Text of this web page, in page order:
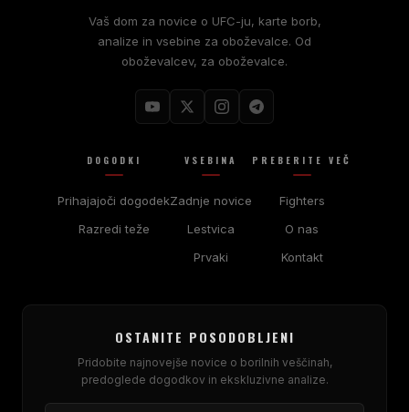
Vaš dom za novice o UFC-ju, karte borb,
analize in vsebine za oboževalce. Od
oboževalcev, za oboževalce.
DOGODKI
Prihajajoči dogodek
Razredi teže
VSEBINA
Zadnje novice
Lestvica
Prvaki
PREBERITE VEČ
Fighters
O nas
Kontakt
OSTANITE POSODOBLJENI
Pridobite najnovejše novice o borilnih veščinah,
predoglede dogodkov in ekskluzivne analize.